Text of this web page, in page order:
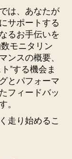
は、あなたが
サポートする
るお手伝いを
モニタリン
ンスの概要、
"する機会ま
とパフォーマ
フィードバッ
。
走り始めるこ